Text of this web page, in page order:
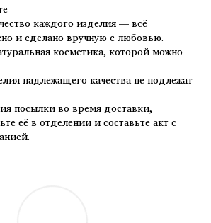
каждого изделия — всё
и сделано вручную с любовью.
косметика, которой можно
надлежащего качества не подлежат
посылки во время доставки,
её в отделении и составьте акт с